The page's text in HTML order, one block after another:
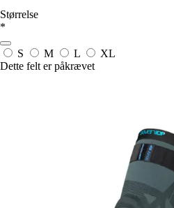
Størrelse
*
S M L
XL
Dette felt er påkrævet